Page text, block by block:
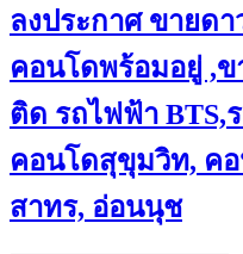
ลงประกาศ ขายด
คอนโดพร้อมอยู่ ,
ติด รถไฟฟ้า BTS,
คอนโดสุขุมวิท, ค
สาทร, อ่อนนุช